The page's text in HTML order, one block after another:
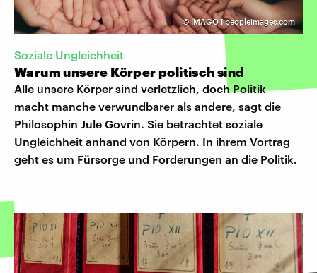
©IMAGO I peopleimages.com
Soziale Ungleichheit
Warum unsere Körper politisch sind
Alle unsere Körper sind verletzlich, doch Politik
macht manche verwundbarer als andere, sagt die
Philosophin Jule Govrin. Sie betrachtet soziale
Ungleichheit anhand von Körpern. In ihrem Vortrag
geht es um Fürsorge und Forderungen an die Politik.